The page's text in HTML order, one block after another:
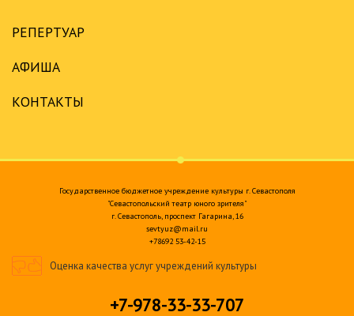
РЕПЕРТУАР
АФИША
КОНТАКТЫ
Государственное бюджетное учреждение культуры г. Севастополя
"Севастопольский театр юного зрителя"
г. Севастополь, проспект Гагарина, 16
sevtyuz@mail.ru
+78692 53-42-15
Оценка качества услуг учреждений культуры
+7-978-33-33-707